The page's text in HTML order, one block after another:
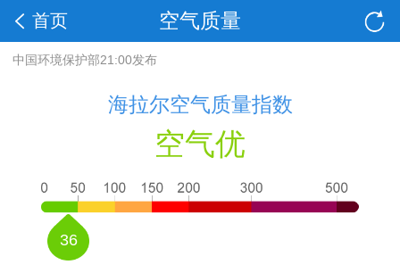
空气质量
首页
中国环境保护部21:00发布
海拉尔空气质量指数
空气优
36